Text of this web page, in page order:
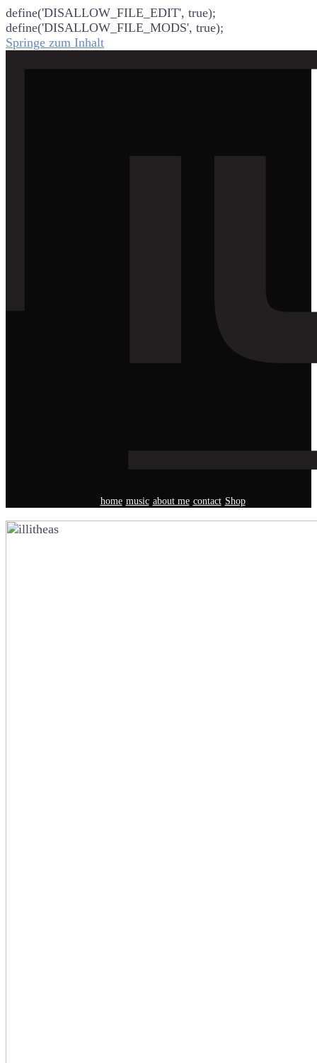
define('DISALLOW_FILE_EDIT', true);
define('DISALLOW_FILE_MODS', true);
Springe zum Inhalt
home music about me contact Shop